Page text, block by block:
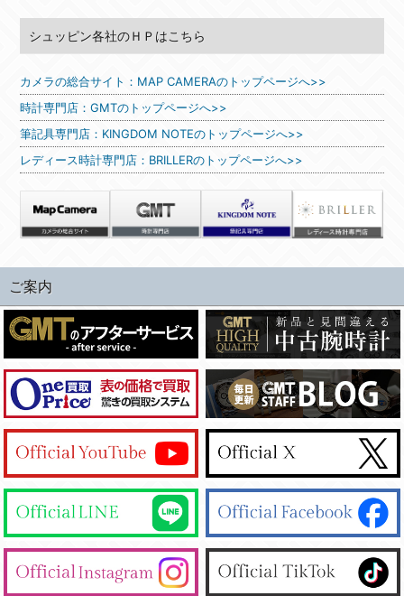
シュッピン各社のＨＰはこちら
カメラの総合サイト：MAP CAMERAのトップページへ>>
時計専門店：GMTのトップページへ>>
筆記具専門店：KINGDOM NOTEのトップページへ>>
レディース時計専門店：BRILLERのトップページへ>>
ご案内